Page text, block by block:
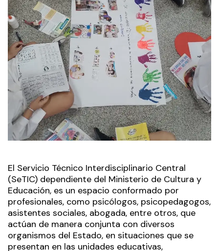
El Servicio Técnico Interdisciplinario Central
(SeTIC) dependiente del Ministerio de Cultura y
Educación, es un espacio conformado por
profesionales, como psicólogos, psicopedagogos,
asistentes sociales, abogada, entre otros, que
actúan de manera conjunta con diversos
organismos del Estado, en situaciones que se
presentan en las unidades educativas,